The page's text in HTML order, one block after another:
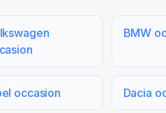
BMW
occasion Dacia